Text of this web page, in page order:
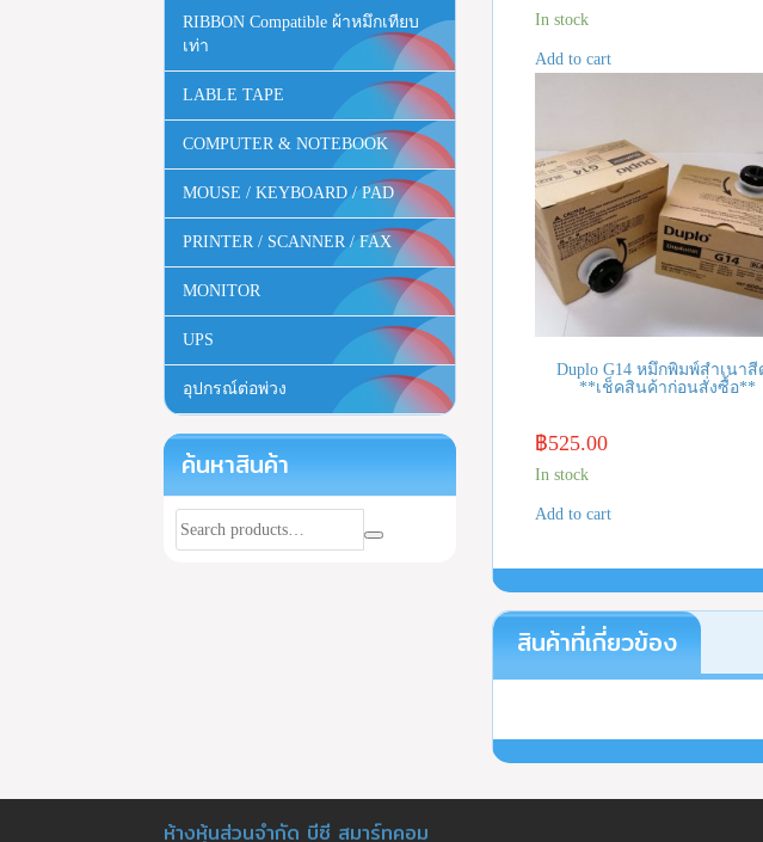
In stock
Add to cart
Duplo G14 หมึกพิมพ์สำเนาสี
**เช็คสินค้าก่อนสั่งซื้อ**
฿525.00
In stock
Add to cart
สินค้าที่เกี่ยวข้อง
RIBBON Compatible ผ้าหมึกเทียบ
เท่า
LABLE TAPE
COMPUTER & NOTEBOOK
MOUSE / KEYBOARD / PAD
PRINTER / SCANNER / FAX
MONITOR
UPS
อุปกรณ์ต่อพ่วง
ค้นหาสินค้า
ห้างหุ้นส่วนจำกัด บีซี สมาร์ทคอม